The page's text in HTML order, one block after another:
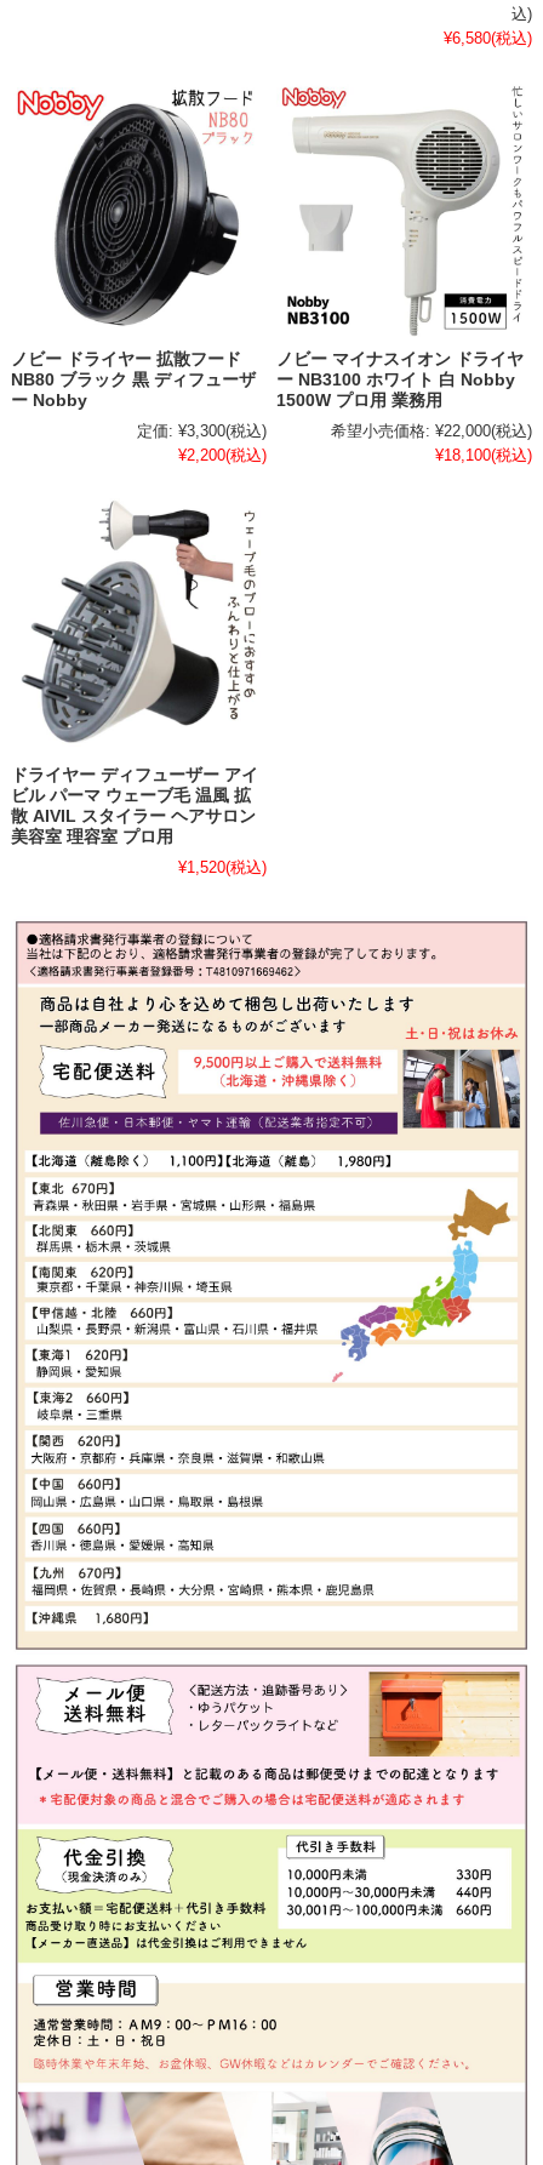
込)
¥6,580(税込)
ノビー ドライヤー 拡散フード
NB80 ブラック 黒 ディフューザ
ー Nobby
定価: ¥3,300(税込)
¥2,200(税込)
ノビー マイナスイオン ドライヤ
ー NB3100 ホワイト 白 Nobby
1500W プロ用 業務用
希望小売価格: ¥22,000(税込)
¥18,100(税込)
ドライヤー ディフューザー アイ
ビル パーマ ウェーブ毛 温風 拡
散 AIVIL スタイラー ヘアサロン
美容室 理容室 プロ用
¥1,520(税込)